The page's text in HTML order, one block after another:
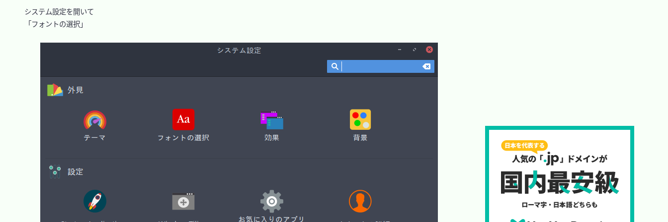
システム設定を開いて
「フォントの選択」